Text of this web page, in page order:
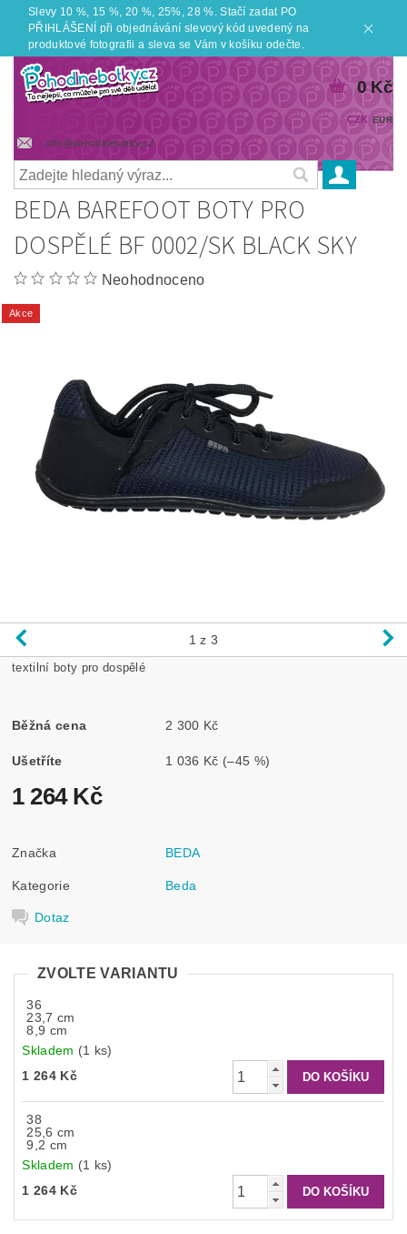
Slevy 10 %, 15 %, 20 %, 25%, 28 %. Stačí zadat PO
PŘIHLÁŠENÍ při objednávání slevový kód uvedený na
produktové fotografii a sleva se Vám v košíku odečte.
info@pohodlnebotky.cz
CZK EUR
0 Kč
BEDA BAREFOOT BOTY PRO
DOSPĚLÉ BF 0002/SK BLACK SKY
Neohodnoceno
Akce
1 z 3
textilní boty pro dospělé
Běžná cena 2 300 Kč
Ušetříte 1 036 Kč (–45 %)
1 264 Kč
Značka BEDA
Kategorie Beda
Dotaz
ZVOLTE VARIANTU
36
23,7 cm
8,9 cm
Skladem (1 ks)
1 264 Kč
38
25,6 cm
9,2 cm
Skladem (1 ks)
1 264 Kč